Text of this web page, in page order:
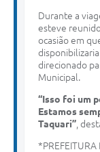
Durante a
esteve
ocasião em
direcionado
Municipal.
“Isso foi um
Estamos
Taquari” ,
*PREFEITURA